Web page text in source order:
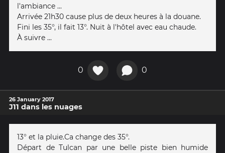
l'ambiance ...
Arrivée 21h30 cause plus de deux heures à la douane.
Fini les 35°, il fait 13°. Nuit à l'hôtel avec eau chaude.
À suivre ...
0 0
26 January 2017
J11 dans les nuages
13° et la pluie.Ca change des 35°.
Départ de Tulcan par une belle piste bien humide